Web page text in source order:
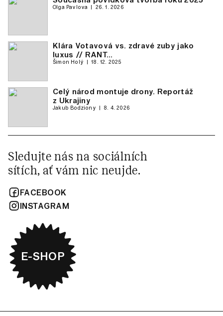
Olga Pavlova 26. 1. 2026
Klára Votavová vs. zdravé zuby jako
luxus // RANT…
Šimon Holý 18. 12. 2025
Celý národ montuje drony. Reportáž
z Ukrajiny
Jakub Bodziony 8. 4. 2026
Sledujte nás na sociálních
sítích, ať vám nic neujde.
FACEBOOK
INSTAGRAM
E-SHOP